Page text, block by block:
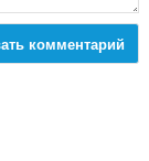
комментарий